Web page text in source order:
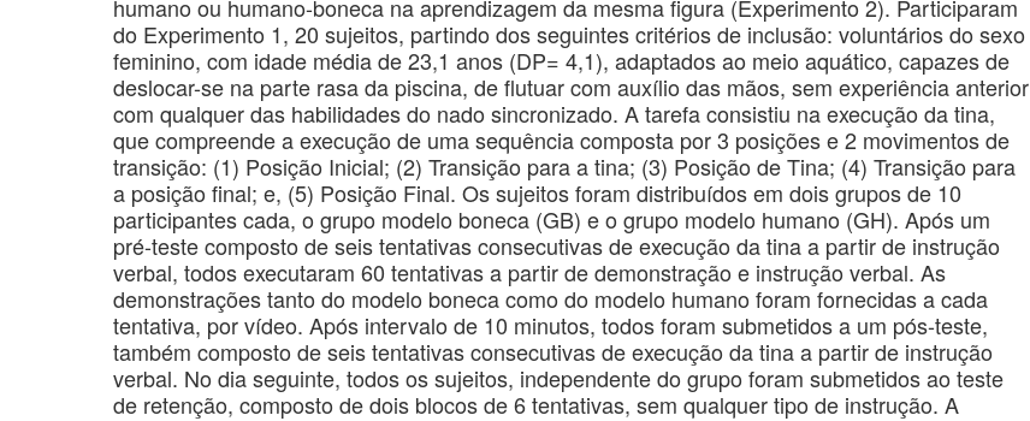
humano ou humano-boneca na aprendizagem da mesma figura (Experimento 2). Participaram
do Experimento 1, 20 sujeitos, partindo dos seguintes critérios de inclusão: voluntários do sexo
feminino, com idade média de 23,1 anos (DP= 4,1), adaptados ao meio aquático, capazes de
deslocar-se na parte rasa da piscina, de flutuar com auxílio das mãos, sem experiência anterior
com qualquer das habilidades do nado sincronizado. A tarefa consistiu na execução da tina,
que compreende a execução de uma sequência composta por 3 posições e 2 movimentos de
transição: (1) Posição Inicial; (2) Transição para a tina; (3) Posição de Tina; (4) Transição para
a posição final; e, (5) Posição Final. Os sujeitos foram distribuídos em dois grupos de 10
participantes cada, o grupo modelo boneca (GB) e o grupo modelo humano (GH). Após um
pré-teste composto de seis tentativas consecutivas de execução da tina a partir de instrução
verbal, todos executaram 60 tentativas a partir de demonstração e instrução verbal. As
demonstrações tanto do modelo boneca como do modelo humano foram fornecidas a cada
tentativa, por vídeo. Após intervalo de 10 minutos, todos foram submetidos a um pós-teste,
também composto de seis tentativas consecutivas de execução da tina a partir de instrução
verbal. No dia seguinte, todos os sujeitos, independente do grupo foram submetidos ao teste
de retenção, composto de dois blocos de 6 tentativas, sem qualquer tipo de instrução. A